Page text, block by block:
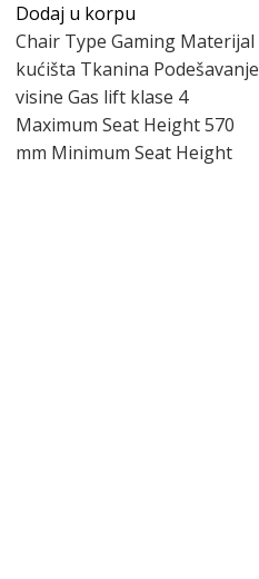
Dodaj u korpu
Chair Type Gaming Materijal
kućišta Tkanina Podešavanje
visine Gas lift klase 4
Maximum Seat Height 570
mm Minimum Seat Height